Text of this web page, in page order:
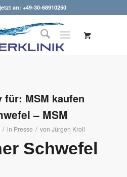
an: +49-30-68910250
für: MSM kaufen
– MSM
/ in Presse / von Jürgen Kroll
Schwefel